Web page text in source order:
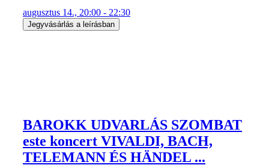
augusztus 14., 20:00 - 22:30
Jegyvásárlás a leírásban
BAROKK UDVARLÁS SZOMBAT
este koncert VIVALDI, BACH,
TELEMANN ÉS HÄNDEL ...